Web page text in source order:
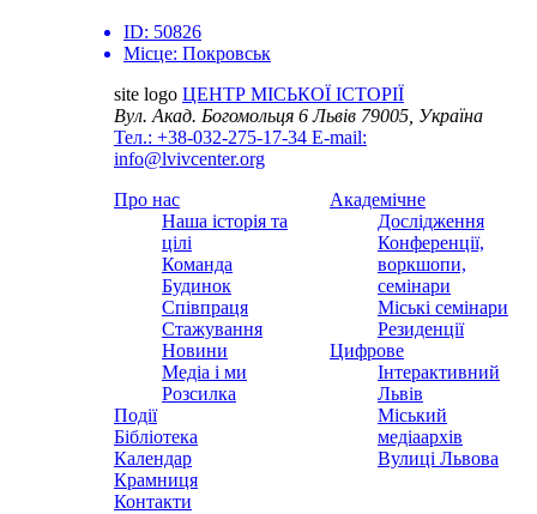
ID: 50826
Місце: Покровськ
site logo ЦЕНТР МІСЬКОЇ ІСТОРІЇ
Вул. Акад. Богомольця 6Львів 79005, Україна
Тел.: +38-032-275-17-34 E-mail:
info@lvivcenter.org
Про нас
Наша історія та
цілі
Команда
Будинок
Співпраця
Стажування
Новини
Медіа і ми
Розсилка
Події
Бібліотека
Календар
Крамниця
Контакти
Академічне
Дослідження
Конференції,
воркшопи,
семінари
Міські семінари
Резиденції
Цифрове
Інтерактивний
Львів
Міський
медіаархів
Вулиці Львова